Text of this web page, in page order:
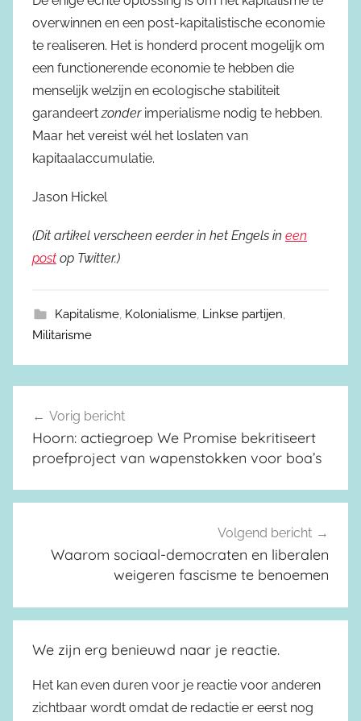
overwinnen en een post-kapitalistische economie
te realiseren. Het is honderd procent mogelijk om
een functionerende economie te hebben die
menselijk welzijn en ecologische stabiliteit
garandeert zonderimperialisme nodig te hebben.
Maar het vereist wél het loslaten van
kapitaalaccumulatie.
Jason Hickel
(Dit artikel verscheen eerder in het Engels in een
post op Twitter.)
Kapitalisme, Kolonialisme, Linkse partijen
Militarisme
Berichtnavigatie
Vorig bericht
Hoorn: actiegroep We Promise bekritiseert
proefproject van wapenstokken voor boa’s
Volgend bericht
Waarom sociaal-democraten en liberalen
weigeren fascisme te benoemen
We zijn erg benieuwd naar je reactie.
Het kan even duren voor je reactie voor anderen
zichtbaar wordt omdat de redactie er eerst nog